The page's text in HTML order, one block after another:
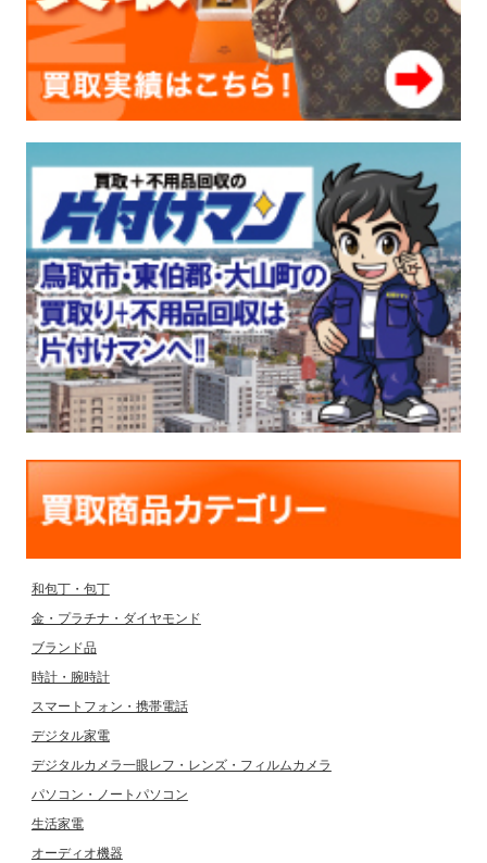
和包丁・包丁
金・プラチナ・ダイヤモンド
ブランド品
時計・腕時計
スマートフォン・携帯電話
デジタル家電
デジタルカメラ一眼レフ・レンズ・フィルムカメラ
パソコン・ノートパソコン
生活家電
オーディオ機器